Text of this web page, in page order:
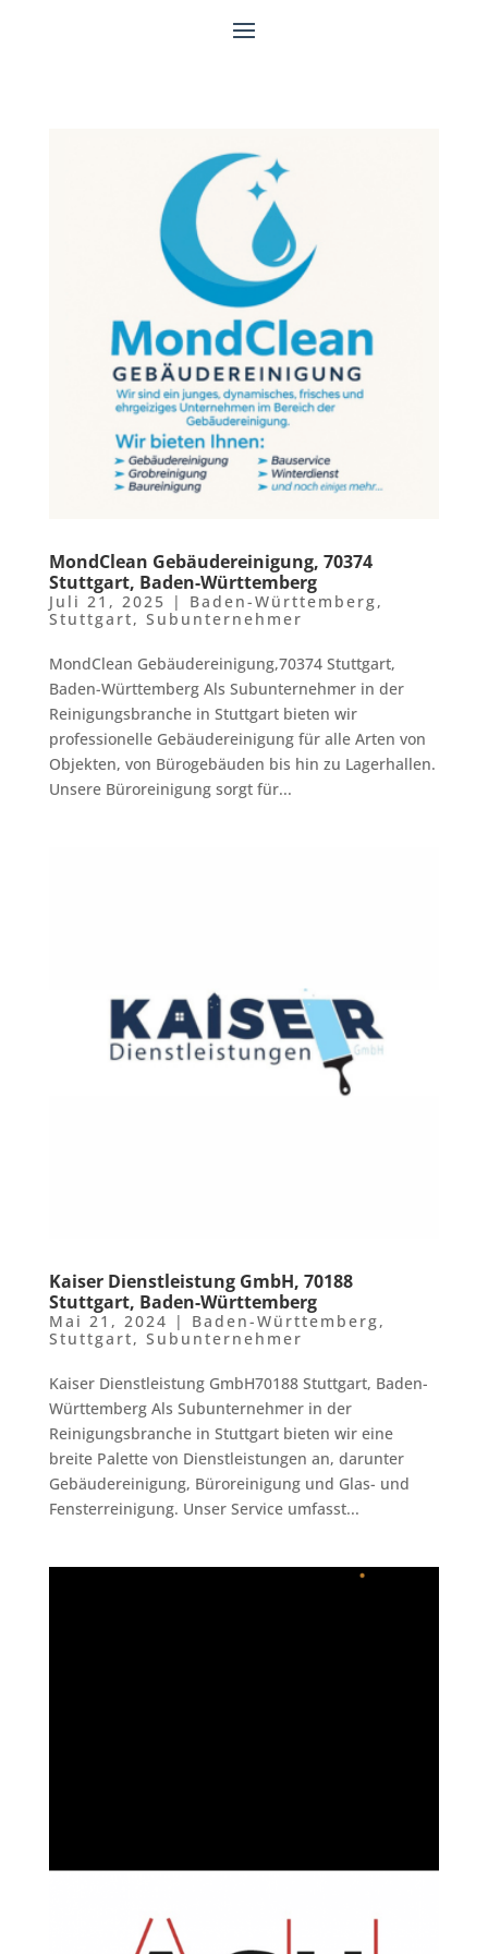
MondClean Gebäudereinigung, 70374
Stuttgart, Baden-Württemberg
Juli 21, 2025 | Baden-Württemberg,
Stuttgart, Subunternehmer
MondClean Gebäudereinigung,70374 Stuttgart,
Baden-Württemberg Als Subunternehmer in der
Reinigungsbranche in Stuttgart bieten wir
professionelle Gebäudereinigung für alle Arten von
Objekten, von Bürogebäuden bis hin zu Lagerhallen.
Unsere Büroreinigung sorgt für...
Kaiser Dienstleistung GmbH, 70188
Stuttgart, Baden-Württemberg
Mai 21, 2024 | Baden-Württemberg,
Stuttgart, Subunternehmer
Kaiser Dienstleistung GmbH70188 Stuttgart, Baden-
Württemberg Als Subunternehmer in der
Reinigungsbranche in Stuttgart bieten wir eine
breite Palette von Dienstleistungen an, darunter
Gebäudereinigung, Büroreinigung und Glas- und
Fensterreinigung. Unser Service umfasst...